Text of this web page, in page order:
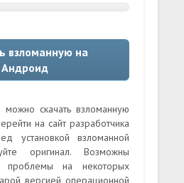
взломанную на
Андроид
можно скачать взломанную
на сайт разработчика
установкой взломанной
оригинал. Возможны
проблемы на некоторых
версией операционной